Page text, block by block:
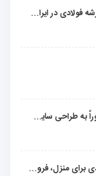
چرا آهن بتا، نخستین انتخاب برای گل میخ عرشه فولادی در ایران است؟
چرا کسب‌وکارهای شهرک صنعتی چهاردانگه فوراً به طراحی سایت نیاز دارند؟
بهترین ایده‌های نورپردازی دکوراتیو با ال ای دی برای منزل، فروشگاه و دفتر کار